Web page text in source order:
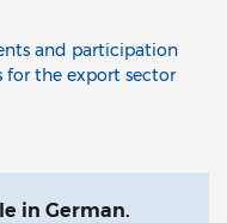
and participation
for the export sector
in German.